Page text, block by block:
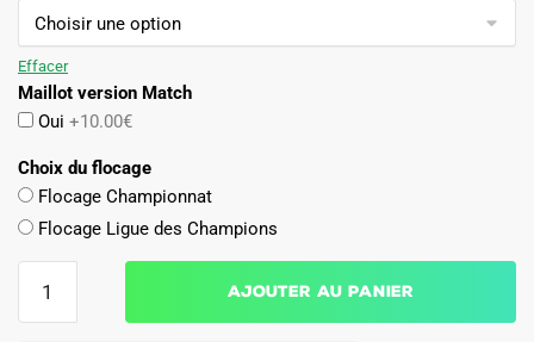
109.90€.54.90€.
Effacer
Maillot version Match
Oui +10.00€
Choix du flocage
Flocage Championnat
Flocage Ligue des Champions
Ajouter au panier